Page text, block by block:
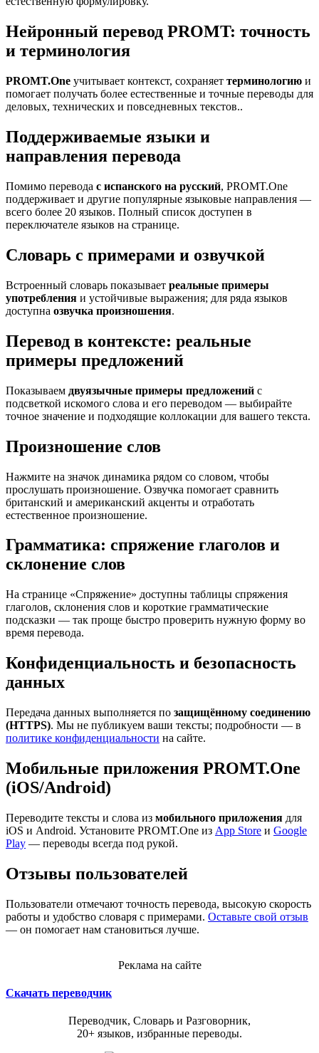
Нейронный перевод PROMT: точность
и терминология
PROMT.One учитывает контекст, сохраняет терминологию и
помогает получать более естественные и точные переводы для
деловых, технических и повседневных текстов..
Поддерживаемые языки и
направления перевода
Помимо перевода с испанского на русский, PROMT.One
поддерживает и другие популярные языковые направления —
всего более 20 языков. Полный список доступен в
переключателе языков на странице.
Словарь с примерами и озвучкой
Встроенный словарь показывает реальные примеры
употребления и устойчивые выражения; для ряда языков
доступна озвучка произношения.
Перевод в контексте: реальные
примеры предложений
Показываем двуязычные примеры предложений с
подсветкой искомого слова и его переводом — выбирайте
точное значение и подходящие коллокации для вашего текста.
Произношение слов
Нажмите на значок динамика рядом со словом, чтобы
прослушать произношение. Озвучка помогает сравнить
британский и американский акценты и отработать
естественное произношение.
Грамматика: спряжение глаголов и
склонение слов
На странице «Спряжение» доступны таблицы спряжения
глаголов, склонения слов и короткие грамматические
подсказки — так проще быстро проверить нужную форму во
время перевода.
Конфиденциальность и безопасность
данных
Передача данных выполняется по защищённому соединению
(HTTPS). Мы не публикуем ваши тексты; подробности — в
политике конфиденциальности на сайте.
Мобильные приложения PROMT.One
(iOS/Android)
Переводите тексты и слова из мобильного приложения для
iOS и Android. Установите PROMT.One из App Store и Google
Play — переводы всегда под рукой.
Отзывы пользователей
Пользователи отмечают точность перевода, высокую скорость
работы и удобство словаря с примерами. Оставьте свой отзыв
— он помогает нам становиться лучше.
Реклама на сайте
Скачать переводчик
Переводчик, Словарь и Разговорник,
20+ языков, избранные переводы.